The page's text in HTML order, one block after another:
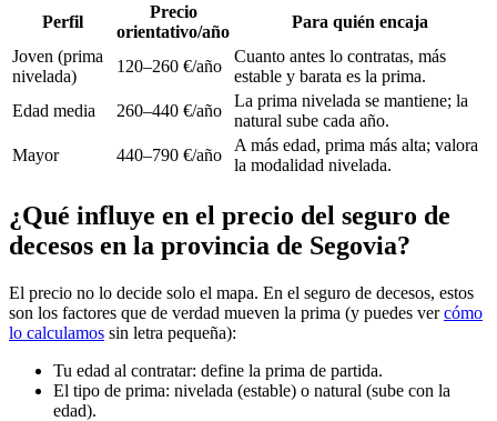
Perfil
Precio
orientativo/año
Para quién encaja
Joven (prima
nivelada)
120–260 €/año
Cuanto antes lo contratas, más
estable y barata es la prima.
Edad media
260–440 €/año
La prima nivelada se mantiene; la
natural sube cada año.
Mayor
440–790 €/año
A más edad, prima más alta; valora
la modalidad nivelada.
¿Qué influye en el precio del seguro de
decesos en la provincia de Segovia?
El precio no lo decide solo el mapa. En el seguro de decesos, estos
son los factores que de verdad mueven la prima (y puedes vercómo
lo calculamos sin letra pequeña):
Tu edad al contratar: define la prima de partida.
El tipo de prima: nivelada (estable) o natural (sube con la
edad).